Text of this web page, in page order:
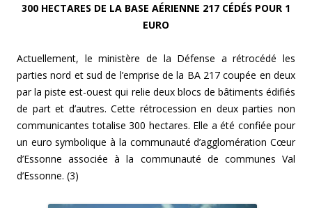
300 HECTARES DE LA BASE AÉRIENNE 217 CÉDÉS POUR 1
EURO
Actuellement, le ministère de la Défense a rétrocédé les
parties nord et sud de l’emprise de la BA 217 coupée en deux
par la piste est-ouest qui relie deux blocs de bâtiments édifiés
de part et d’autres. Cette rétrocession en deux parties non
communicantes totalise 300 hectares. Elle a été confiée pour
un euro symbolique à la communauté d’agglomération Cœur
d’Essonne associée à la communauté de communes Val
d’Essonne. (3)